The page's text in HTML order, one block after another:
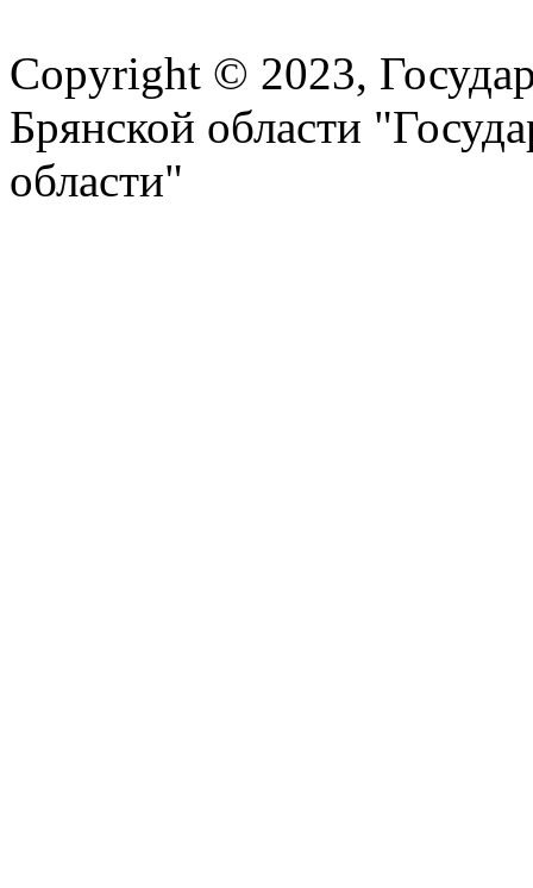
Copyright © 2023,
Брянской области
области"